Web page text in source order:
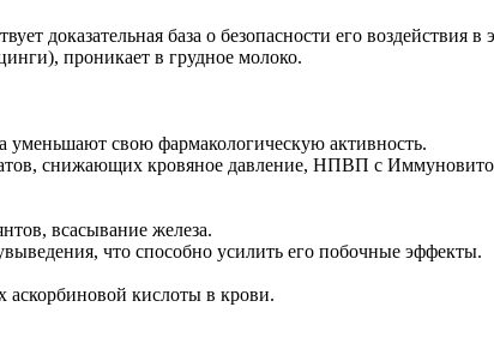
доказательная база о безопасности его
проникает в грудное молоко.
свою фармакологическую активность.
снижающих кровяное давление, НПВП с
всасывание железа.
что способно усилить его побочные эффекты.
кислоты в крови.